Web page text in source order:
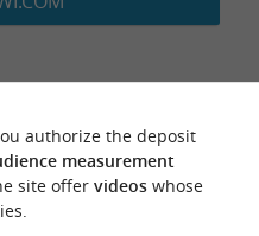
:19/08/2025 à 08:55:19
CYCLES DU BAZADAIS
CYCLES DU BAZADAIS
authorize the deposit
measurement
site offer videoswhose